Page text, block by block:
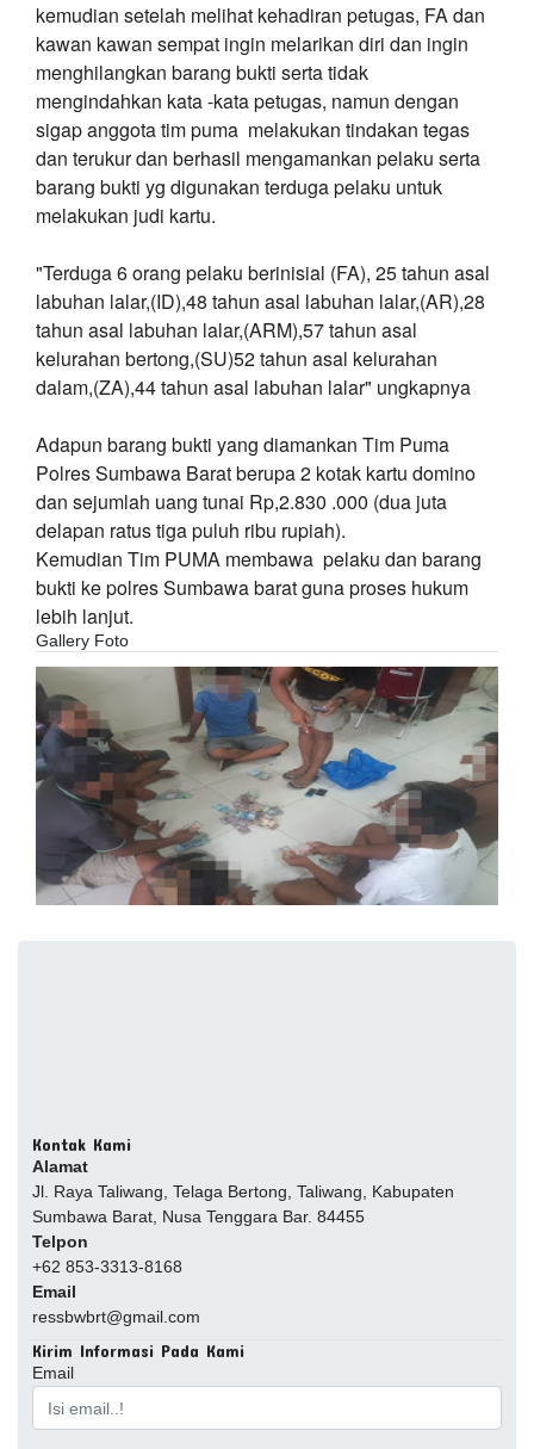
kemudian setelah melihat kehadiran petugas, FA dan
kawan kawan sempat ingin melarikan diri dan ingin
menghilangkan barang bukti serta tidak
mengindahkan kata -kata petugas, namun dengan
sigap anggota tim puma melakukan tindakan tegas
dan terukur dan berhasil mengamankan pelaku serta
barang bukti yg digunakan terduga pelaku untuk
melakukan judi kartu.
"Terduga 6 orang pelaku berinisial (FA), 25 tahun asal
labuhan lalar,(ID),48 tahun asal labuhan lalar,(AR),28
tahun asal labuhan lalar,(ARM),57 tahun asal
kelurahan bertong,(SU)52 tahun asal kelurahan
dalam,(ZA),44 tahun asal labuhan lalar" ungkapnya
Adapun barang bukti yang diamankan Tim Puma
Polres Sumbawa Barat berupa 2 kotak kartu domino
dan sejumlah uang tunai Rp,2.830 .000 (dua juta
delapan ratus tiga puluh ribu rupiah).
Kemudian Tim PUMA membawa pelaku dan barang
bukti ke polres Sumbawa barat guna proses hukum
lebih lanjut.
Gallery Foto
Kontak Kami
Alamat
Jl. Raya Taliwang, Telaga Bertong, Taliwang, Kabupaten
Sumbawa Barat, Nusa Tenggara Bar. 84455
Telpon
+62 853-3313-8168
Email
ressbwbrt@gmail.com
Kirim Informasi Pada Kami
Email